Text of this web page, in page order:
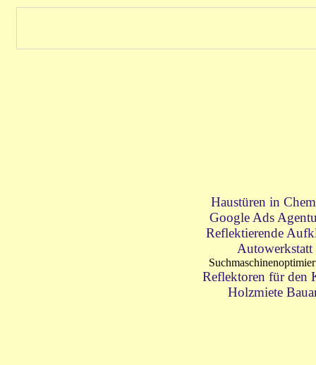
Haustüren in
Google Ads
Reflektierende
Autowerkstatt
Reflektoren für den
Holzmiete